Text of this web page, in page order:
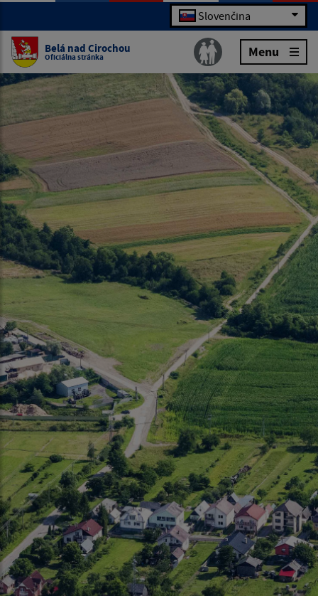
Slovenčina
Belá nad Cirochou
Oficiálna stránka Menu